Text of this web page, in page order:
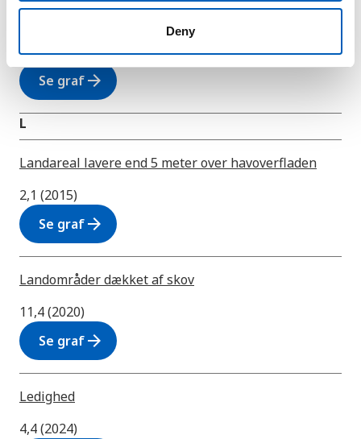
Deny
35,3 (2019)
Se grafarrow_forward
L
Landareal lavere end 5 meter over havoverfladen
2,1 (2015)
Se grafarrow_forward
Landområder dækket af skov
11,4 (2020)
Se grafarrow_forward
Ledighed
4,4 (2024)